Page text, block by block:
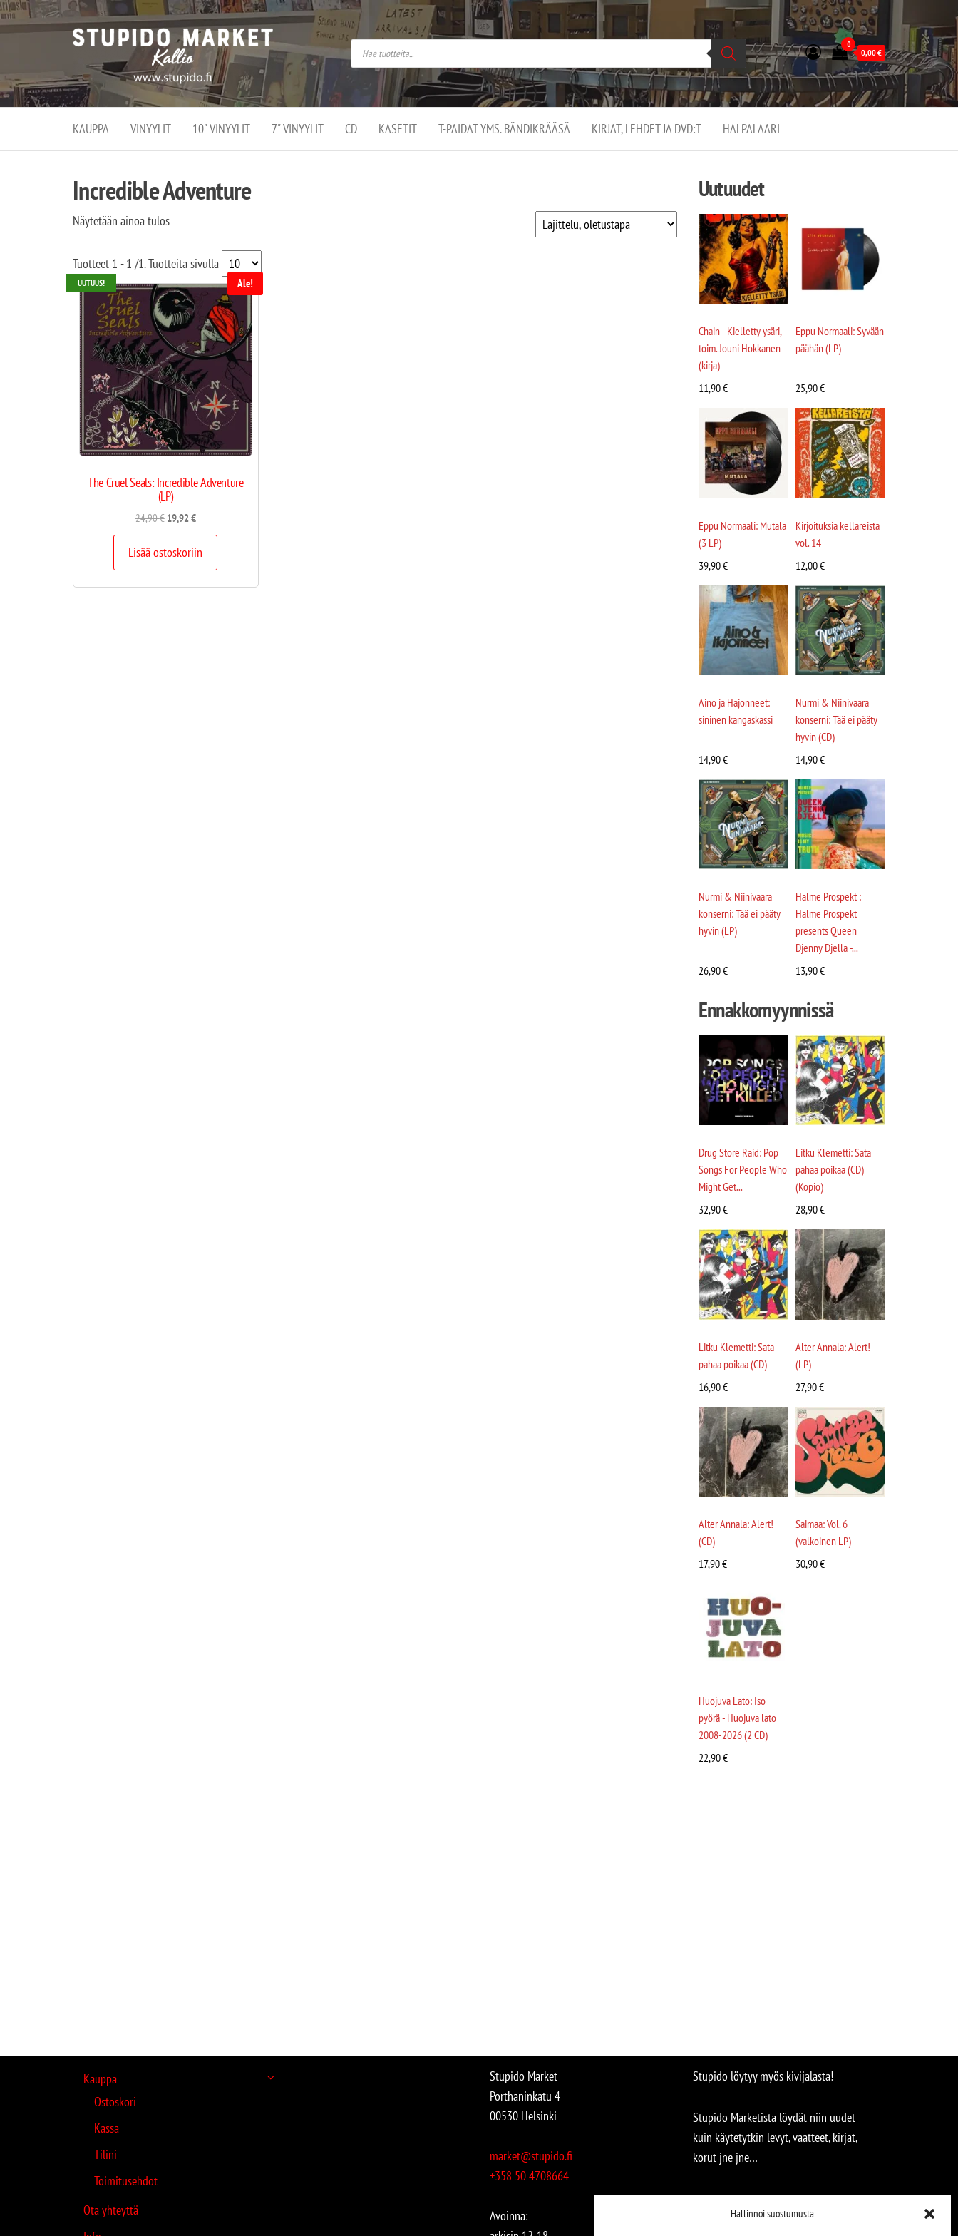
Hallinnoi suostumusta
Stupido
Market –
verkossa
ja
kivijalassa
Stupido Market on
vaihtoehtomusaan
erikoistunut
verkko- sekä
kivijalkakauppa
Helsingissä
Kallion
0
0,00€
KAUPPA VINYYLIT 10" VINYYLIT 7" VINYYLIT CD KASETIT T-PAIDAT YMS. BÄNDIKRÄÄSÄ KIRJAT, LEHDET JA DVD:T HALPALAARI
Incredible Adventure
Näytetään ainoa tulos
Tuotteet 1 - 1 /1. Tuotteita sivulla
Ale!
UUTUUS!
The Cruel Seals: Incredible Adventure
(LP)
24,90€ 19,92€
Lisää ostoskoriin
Uutuudet
Chain - Kielletty ysäri,
toim. Jouni Hokkanen
(kirja)
11,90€
Eppu Normaali: Syvään
päähän (LP)
25,90€
Eppu Normaali: Mutala
(3 LP)
39,90€
Kirjoituksia kellareista
vol. 14
12,00€
Aino ja Hajonneet:
sininen kangaskassi
14,90€
Nurmi & Niinivaara
konserni: Tää ei pääty
hyvin (CD)
14,90€
Nurmi & Niinivaara
konserni: Tää ei pääty
hyvin (LP)
26,90€
Halme Prospekt :
Halme Prospekt
presents Queen
Djenny Djella -...
13,90€
Ennakkomyynnissä
Drug Store Raid: Pop
Songs For People Who
Might Get...
32,90€
Litku Klemetti: Sata
pahaa poikaa (CD)
(Kopio)
28,90€
Litku Klemetti: Sata
pahaa poikaa (CD)
16,90€
Alter Annala: Alert!
(LP)
27,90€
Alter Annala: Alert!
(CD)
17,90€
Saimaa: Vol. 6
(valkoinen LP)
30,90€
Huojuva Lato: Iso
pyörä - Huojuva lato
2008-2026 (2 CD)
22,90€
Kauppa
Ostoskori
Kassa
Tilini
Toimitusehdot
Ota yhteyttä
Stupido Market
Porthaninkatu 4
00530 Helsinki
market@stupido.fi
+358 50 4708664
Avoinna:
Stupido löytyy myös kivijalasta!
Stupido Marketista löydät niin uudet
kuin käytetytkin levyt, vaatteet, kirjat,
korut jne jne…